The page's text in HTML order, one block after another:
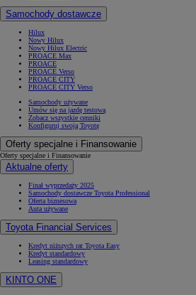
Samochody dostawcze
Hilux
Nowy Hilux
Nowy Hilux Electric
PROACE Max
PROACE
PROACE Verso
PROACE CITY
PROACE CITY Verso
Samochody używane
Umów się na jazdę testową
Zobacz wszystkie cenniki
Konfiguruj swoją Toyotę
Oferty specjalne i Finansowanie
Oferty specjalne i Finansowanie
Aktualne oferty
Finał wyprzedaży 2025
Samochody dostawcze Toyota Professional
Oferta biznesowa
Auta używane
Toyota Financial Services
Kredyt niższych rat Toyota Easy
Kredyt standardowy
Leasing standardowy
KINTO ONE